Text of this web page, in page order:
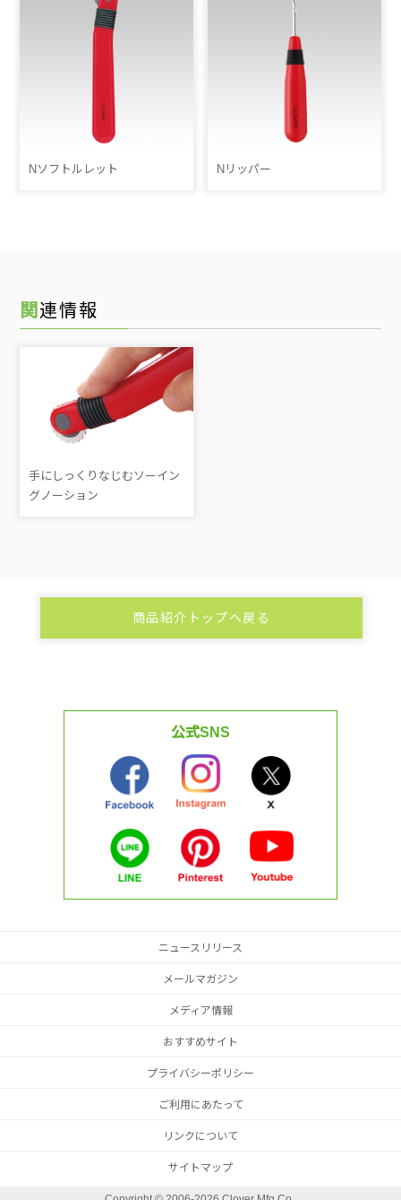
Nソフトルレット Nリッパー
関連情報
手にしっくりなじむソーイン
グノーション
商品紹介トップへ戻る
公式SNS
ニュースリリース
メールマガジン
メディア情報
おすすめサイト
プライバシーポリシー
ご利用にあたって
リンクについて
サイトマップ